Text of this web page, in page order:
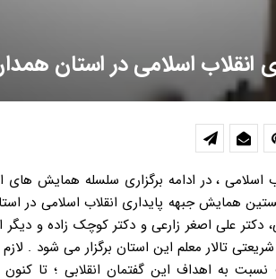
اسلامی در استان
اسلامی ، در ادامه برگزاری سلسله همایش های
دکتر علی اصغر زارعی و دکتر کوچک زاده و
در همدان میدان شریعتی تالار معلم این استان
به اهداف این گفتمان انقلابی ؛ تا